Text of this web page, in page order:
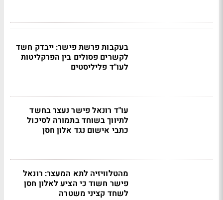
בעקבות פרשת פישר: ייבדק חשד
לקשרים פסולים בין הפרקליטות
לעו"ד פליליסטים
עו"ד רונאל פישר נעצר בחשד
לתיווך בשוחד בתמורה לסיכול
כתבי אישום נגד אלון חסן
מהטלוויזיה לתא המעצר: רונאל
פישר חשוד כי הציע לאלון חסן
לשחד קציני משטרה